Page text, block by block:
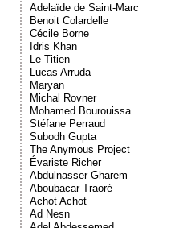
Adelaïde de Saint-Marc
Benoit Colardelle
Cécile Borne
Idris Khan
Le Titien
Lucas Arruda
Maryan
Michal Rovner
Mohamed Bourouissa
Stéfane Perraud
Subodh Gupta
The Anymous Project
Évariste Richer
Abdulnasser Gharem
Aboubacar Traoré
Achot Achot
Ad Nesn